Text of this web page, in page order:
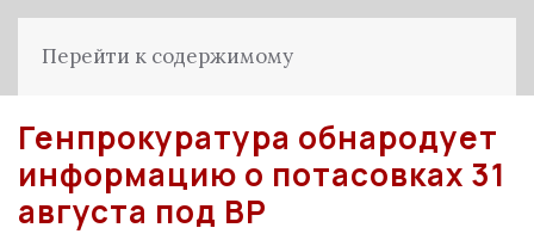
Перейти к содержимому
Генпрокуратура обнародует
информацию о потасовках 31
августа под ВР